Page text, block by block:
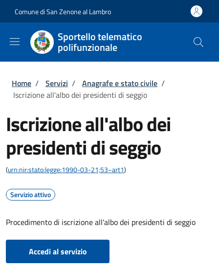
Comune di San Zenone al Lambro
Sportello telematico
polifunzionale
Briciole di pane
Home / Servizi / Anagrafe e stato civile /
Iscrizione all'albo dei presidenti di seggio
Iscrizione all'albo dei
presidenti di seggio
(urn:nir:stato:legge:1990-03-21;53~art1)
Servizio attivo
Procedimento di iscrizione all'albo dei presidenti di seggio
Accedi al servizio